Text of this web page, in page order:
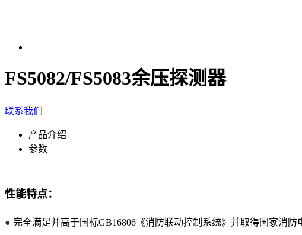
FS5082/FS5083余压探测器
联系我们
产品介绍
参数
性能特点：
● 完全满足并高于国标GB16806《消防联动控制系统》并取得国家消